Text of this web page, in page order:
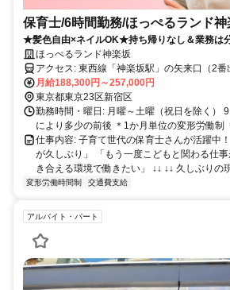
保育士/6時間勤務/ほっぺるランド神
★髪色自由×ネイルOK★持ち帰りなし＆業務は
間休日117日でプライベート充実！
ほっぺるランド神楽坂
アクセス: 東西線「神楽坂駅」の矢来口
月給188,300円～257,000円
東京都東京23区新宿区
勤務時間・曜日: 月曜～土曜（祝日を除く）
により多少の前後 ＊1か月単位の変形労働制
仕事内容: 子育て世代の保育士さんが活躍中
が久しぶり」 「もう一度こどもと関わる仕
き合える環境で働きたい」 ↓↓ ↓↓ 久しぶりの
変形労働時間制 交通費支給
アルバイト・パート